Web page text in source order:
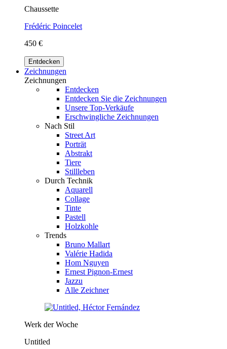
Chaussette
Frédéric Poincelet
450 €
Entdecken
Zeichnungen
Zeichnungen
Entdecken
Entdecken Sie die Zeichnungen
Unsere Top-Verkäufe
Erschwingliche Zeichnungen
Nach Stil
Street Art
Porträt
Abstrakt
Tiere
Stillleben
Durch Technik
Aquarell
Collage
Tinte
Pastell
Holzkohle
Trends
Bruno Mallart
Valérie Hadida
Hom Nguyen
Ernest Pignon-Ernest
Jazzu
Alle Zeichner
Werk der Woche
Untitled